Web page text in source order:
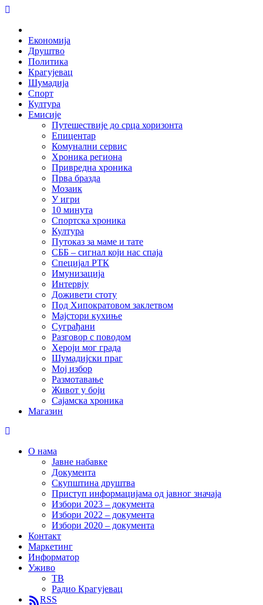
Skip
content
Економија
Друштво
Политика
Крагујевац
Шумадија
Спорт
Култура
Емисије
Путешествије до срца хоризонта
Епицентар
Комунални сервис
Хроника региона
Привредна хроника
Прва бразда
Мозаик
У игри
10 минута
Спортска хроника
Култура
Путоказ за маме и тате
СББ – сигнал који нас спаја
Специјал РТК
Имунизација
Интервју
Доживети стоту
Под Хипократовом заклетвом
Мајстори кухиње
Суграђани
Разговор с поводом
Хероји мог града
Шумадијски праг
Мој избор
Размотавање
Живот у боји
Сајамска хроника
Магазин
О нама
Јавне набавке
Документа
Скупштина друштва
Приступ информацијама од јавног значаја
Избори 2023 – документа
Избори 2022 – документа
Избори 2020 – документа
Контакт
Маркетинг
Информатор
Уживо
ТВ
Радио Крагујевац
RSS